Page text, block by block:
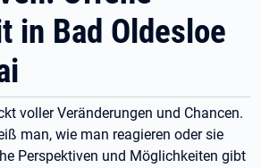
in Bad Oldesloe
voller Veränderungen und Chancen.
man, wie man reagieren oder sie
Perspektiven und Möglichkeiten gibt